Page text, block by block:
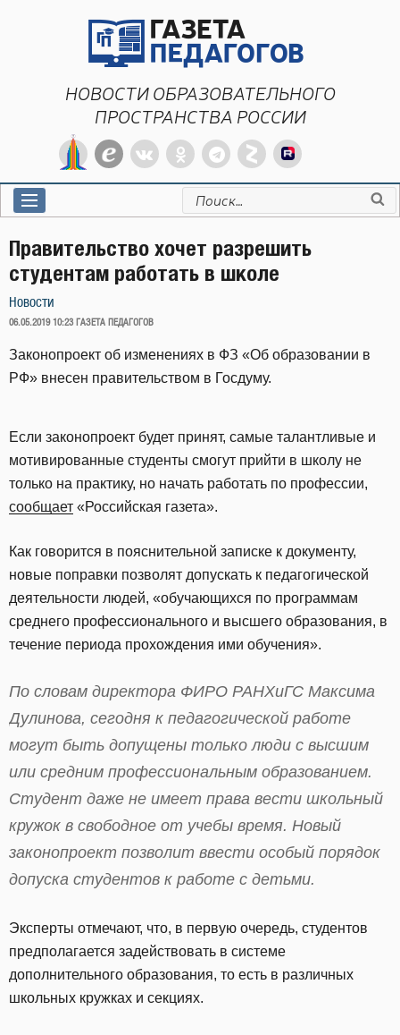
НОВОСТИ ОБРАЗОВАТЕЛЬНОГО
ПРОСТРАНСТВА РОССИИ
Искать:
Правительство хочет разрешить
студентам работать в школе
Новости
ОПУБЛИКОВАНО
06.05.2019 10:23 ГАЗЕТА ПЕДАГОГОВ
Законопроект об изменениях в ФЗ «Об образовании в
РФ» внесен правительством в Госдуму.
Если законопроект будет принят, самые талантливые и
мотивированные студенты смогут прийти в школу не
только на практику, но начать работать по профессии,
сообщает «Российская газета».
Как говорится в пояснительной записке к документу,
новые поправки позволят допускать к педагогической
деятельности людей, «обучающихся по программам
среднего профессионального и высшего образования, в
течение периода прохождения ими обучения».
По словам директора ФИРО РАНХиГС Максима
Дулинова, сегодня к педагогической работе
могут быть допущены только люди с высшим
или средним профессиональным образованием.
Студент даже не имеет права вести школьный
кружок в свободное от учебы время. Новый
законопроект позволит ввести особый порядок
допуска студентов к работе с детьми.
Эксперты отмечают, что, в первую очередь, студентов
предполагается задействовать в системе
дополнительного образования, то есть в различных
школьных кружках и секциях.